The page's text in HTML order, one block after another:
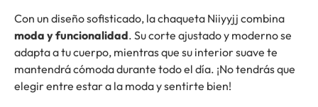
Con un diseño sofisticado, la chaqueta Niiyyjj combina
moda y funcionalidad. Su corte ajustado y moderno se
adapta a tu cuerpo, mientras que su interior suave te
mantendrá cómoda durante todo el día. ¡No tendrás que
elegir entre estar a la moda y sentirte bien!